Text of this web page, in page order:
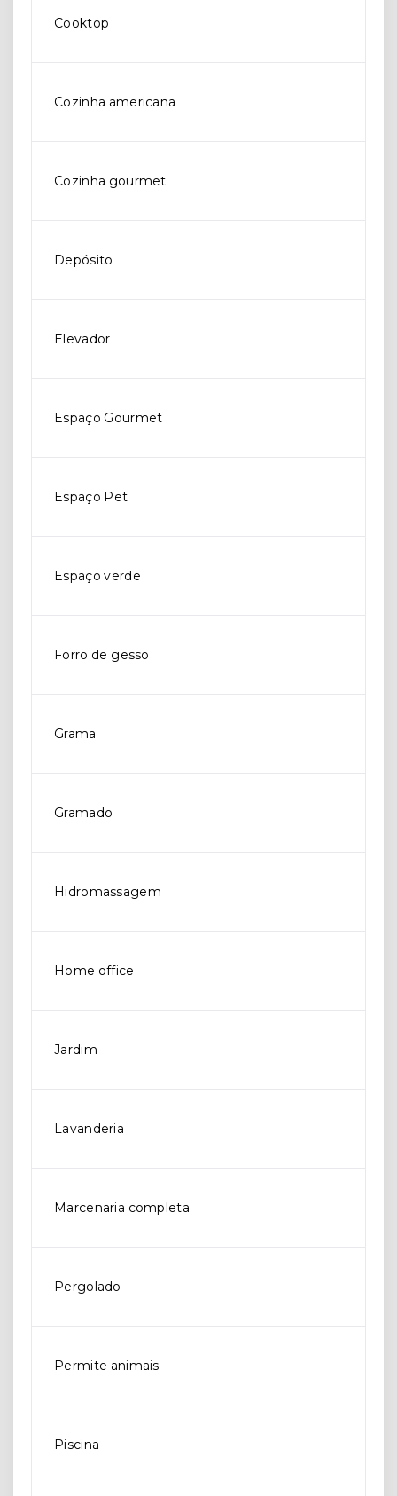
Cooktop
Cozinha americana
Cozinha gourmet
Depósito
Elevador
Espaço Gourmet
Espaço Pet
Espaço verde
Forro de gesso
Grama
Gramado
Hidromassagem
Home office
Jardim
Lavanderia
Marcenaria completa
Pergolado
Permite animais
Piscina